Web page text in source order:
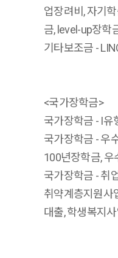
업장려비, 자기
금, level-up장학
기타보조금 -
<국가장학금>
국가장학금 - I유
국가장학금 - 우
100년장학금,
국가장학금 - 취
취약계층지원사
대출, 학생복지